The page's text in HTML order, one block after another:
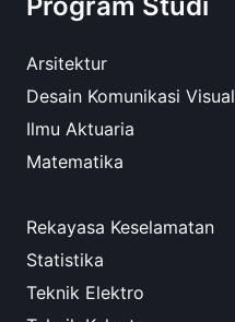
Program Studi
Arsitektur
Desain Komunikasi Visual
Ilmu Aktuaria
Matematika
Rekayasa Keselamatan
Statistika
Teknik Elektro